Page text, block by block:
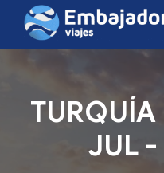
TURQUÍA
JUL -